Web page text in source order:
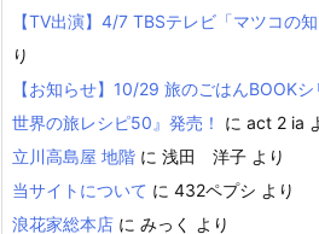
【TV出演】4/7 TBSテレビ「マツコの知
り
【お知らせ】10/29 旅のごはんBOOK
世界の旅レシピ50』発売！
に act 2 ia
立川高島屋 地階 に 浅田 洋子 より
当サイトについて に 432ペプシ より
浪花家総本店 に みっく より